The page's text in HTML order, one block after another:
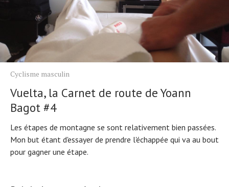
Cyclisme masculin
Vuelta, la Carnet de route de Yoann
Bagot #4
Les étapes de montagne se sont relativement bien passées.
Mon but étant d'essayer de prendre l'échappée qui va au bout
pour gagner une étape.